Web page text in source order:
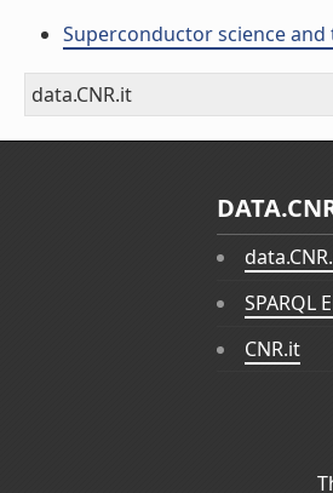
Superconductor science
data.CNR.it
SPARQL
CNR.it